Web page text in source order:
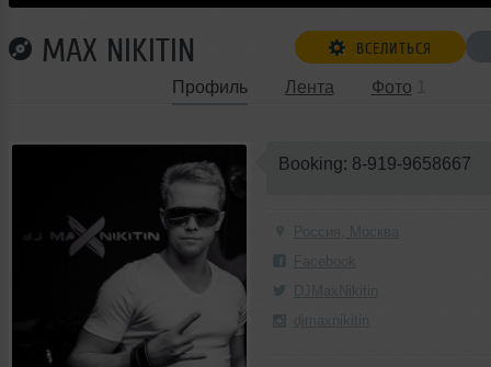
MAX NIKITIN ВСЕЛИТЬСЯ
Профиль Лента Фото
Booking: 8-919-9658667